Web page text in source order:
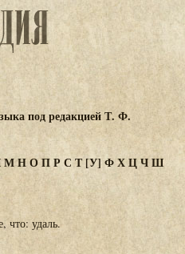
под редакцией Т. Ф.
МНОПР С Т[У] ФХЦЧШ
что: удаль.